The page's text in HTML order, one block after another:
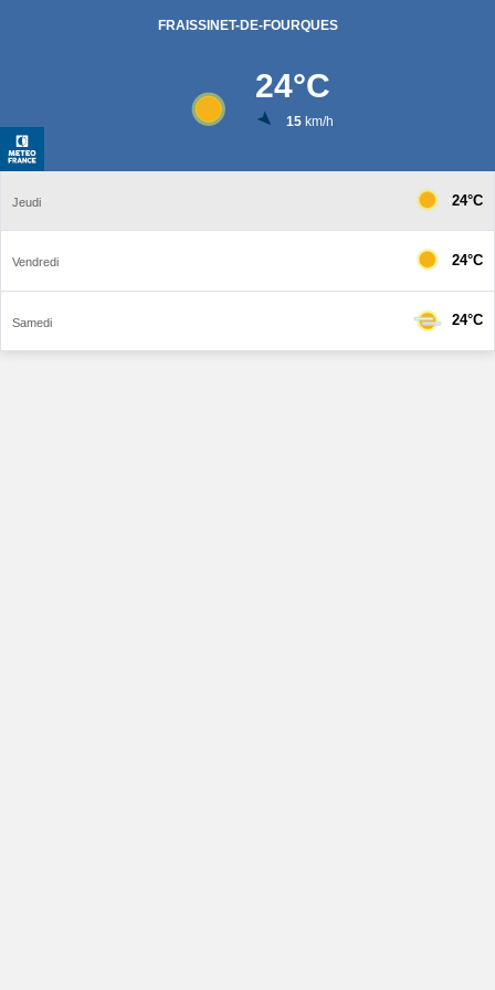
FRAISSINET-DE-FOURQUES
24°C
15km/h
Jeudi 24°C
Vendredi 24°C
Samedi 24°C